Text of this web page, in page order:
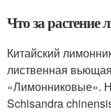
Что за
Китайский
лиственная
«Лимонниковые».
Schisаndra